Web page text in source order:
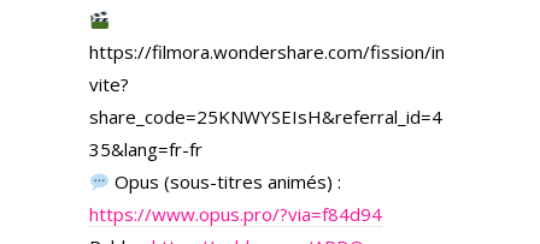
https://filmora.wondershare.com/fission/in
vite?
share_code=25KNWYSEIsH&referral_id=4
35&lang=fr-fr
Opus (sous-titres animés) :
https://www.opus.pro/?via=f84d94